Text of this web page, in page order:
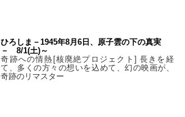
ひろしま－1945年8月6日、原子雲の下の真実
－ 8/1(土)～
奇跡への情熱[核廃絶プロジェクト] 長きを経
て、多くの方々の想いを込めて、幻の映画が、
奇跡のリマスター